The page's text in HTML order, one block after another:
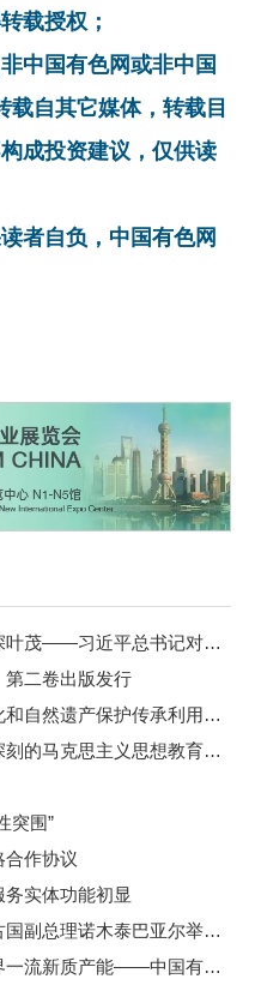
载授权；
中国有色网或非中国
载自其它媒体，转载目
成投资建议，仅供读
者自负，中国有色网
让中朝传统友谊之树更加根深叶茂——习近平总书记对朝鲜进行国事访问纪实
第二卷出版发行
在习近平文化思想引领下文化和自然遗产保护传承利用工作开创新局面
伟大征程丨延安整风：一次深刻的马克思主义思想教育运动
突围”
合作协议
实体功能初显
中铝集团董事长段向东与蒙古国副总理诺木泰巴亚尔举行会谈
锻造无愧时代无愧使命的世界一流新质产能——中国有色金属工业的战略应对与破局之道（二）